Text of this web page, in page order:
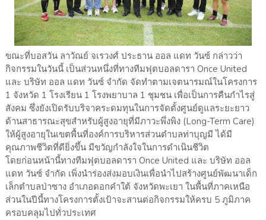
ขณะที่บอสวัน ลาวัณย์ จเรวงศ์ ประธาน ออล แดท วันซ์ กล่าวว่า
กิจกรรมในวันนี้ เป็นส่วนหนึ่งที่ทางทีมฟุตบอลดารา Once United
และ บริษัท ออล แดท วันซ์ จำกัด จัดทำตามเจตนารมณ์ในโครงการ
1 จังหวัด 1 โรงเรียน 1 โรงพยาบาล 1 ชุมชน เพื่อเป็นการคืนกำไรสู่
สังคม ซึ่งยังเปิดรับบริจาคระดมทุนในการจัดตั้งศูนย์ดูแลระยะยาว
ด้านสาธารณะสุขสำหรับผู้สูงอายุที่มีภาวะพึ่งพิง (Long-Term Care)
ให้ผู้สูงอายุในเขตพื้นที่องค์การบริหารส่วนตำบลท่าบุญมี ได้มี
คุณภาพชีวิตที่ดียิ่งขึ้น มีขวัญกำลังใจในการดำเนินชีวิต
โดยก่อนหน้านี้ทางทีมฟุตบอลดารา Once United และ บริษัท ออล
แดท วันซ์ จำกัด เพิ่งนำร่องส่งมอบเงินเพื่อนำไปสร้างศูนย์พัฒนาเด็ก
เล็กตำบลป่าซาง อำเภอดอกคำใต้ จังหวัดพะเยา ในพื้นที่ภาคเหนือ
ส่วนในปีนี้ทางโครงการตั้งเป้าจะสานต่อกิจกรรมให้ครบ 5 ภูมิภาค
ครอบคลุมไปทั่วประเทศ